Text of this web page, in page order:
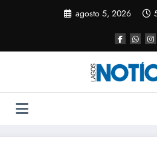
agosto 5, 2026